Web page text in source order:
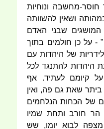
מחשבה ונוחיות
ושאין להשוותה
שבני האדם
- על כן חולמים בתוך
של היהדות עם
היהדות להתנגד לכל
קיומם לעתיד. אף
שאת גם פה, ואין
של הכחות הנלחמים
הר חורב ותחת שמיו
מצפה לבוא יומו, שש